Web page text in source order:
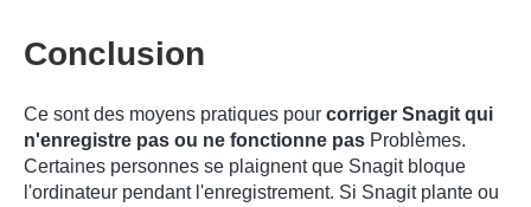
Conclusion
Ce sont des moyens pratiques pour corriger Snagit qui
n'enregistre pas ou ne fonctionne pas Problèmes.
Certaines personnes se plaignent que Snagit bloque
l'ordinateur pendant l'enregistrement. Si Snagit plante ou